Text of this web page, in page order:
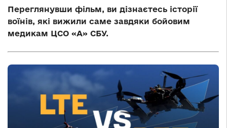
Переглянувши фільм, ви дізнаєтесь історії
воїнів, які вижили саме завдяки бойовим
медикам ЦСО «А» СБУ.